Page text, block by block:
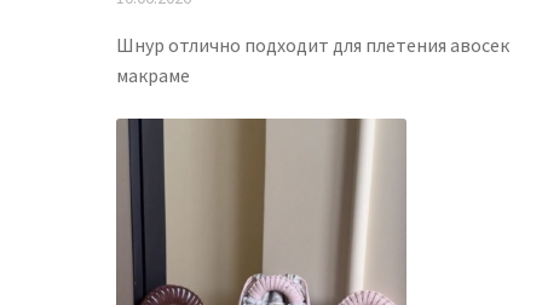
Шнур отлично подходит для плетения авосек
макраме